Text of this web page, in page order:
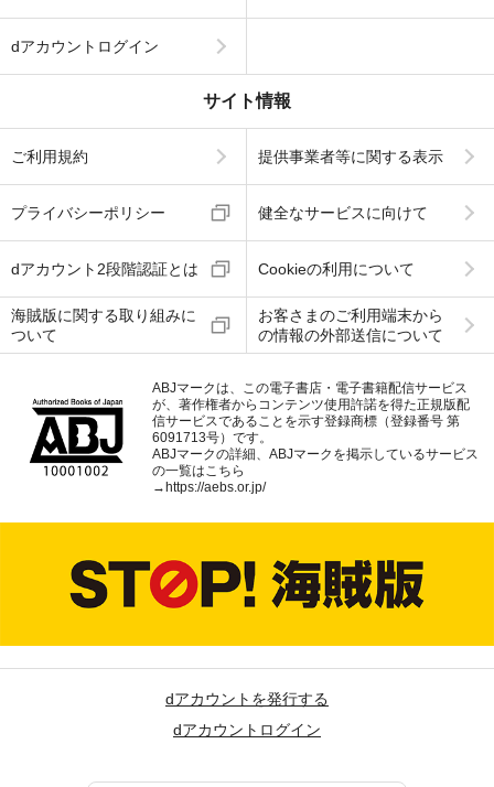
dアカウントログイン
サイト情報
ご利用規約 提供事業者等に関する表示
プライバシーポリシー 健全なサービスに向けて
dアカウント2段階認証とは Cookieの利用について
海賊版に関する取り組みに
ついて
お客さまのご利用端末から
の情報の外部送信について
ABJマークは、この電子書店・電子書籍配信サービス
が、著作権者からコンテンツ使用許諾を得た正規版配
信サービスであることを示す登録商標（登録番号 第
6091713号）です。
ABJマークの詳細、ABJマークを掲示しているサービス
の一覧はこちら
→https://aebs.or.jp/
dアカウントを発行する
dアカウントログイン